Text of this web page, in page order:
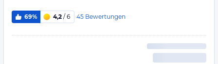
69% 4,2 / 6 45 Bewertungen